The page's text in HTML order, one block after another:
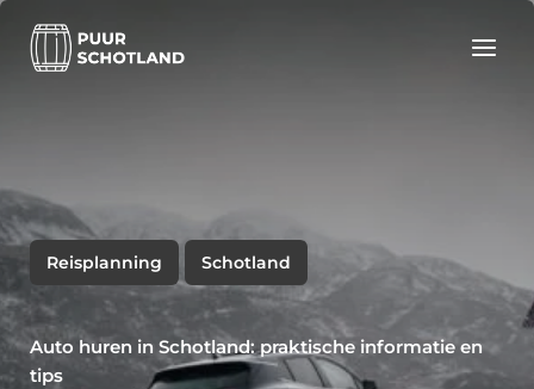
Ga
naar
Reisplanning Schotland
Auto huren in Schotland: praktische informatie en
tips